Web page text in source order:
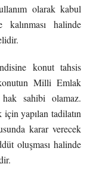
olarak kabul
kalınması halinde
konut tahsis
Milli Emlak
hak sahibi olamaz.
yapılan tadilatın
karar verecek
oluşması halinde